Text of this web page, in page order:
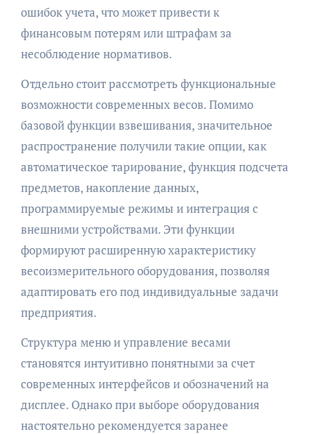
ошибок учета, что может привести к
финансовым потерям или штрафам за
несоблюдение нормативов.
Отдельно стоит рассмотреть функциональные
возможности современных весов. Помимо
базовой функции взвешивания, значительное
распространение получили такие опции, как
автоматическое тарирование, функция подсчета
предметов, накопление данных,
программируемые режимы и интеграция с
внешними устройствами. Эти функции
формируют расширенную характеристику
весоизмерительного оборудования, позволяя
адаптировать его под индивидуальные задачи
предприятия.
Структура меню и управление весами
становятся интуитивно понятными за счет
современных интерфейсов и обозначений на
дисплее. Однако при выборе оборудования
настоятельно рекомендуется заранее